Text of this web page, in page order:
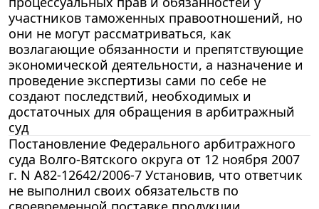
участников таможенных правоотношений, но
они не могут рассматриваться, как
возлагающие обязанности и препятствующие
экономической деятельности, а назначение и
проведение экспертизы сами по себе не
создают последствий, необходимых и
достаточных для обращения в арбитражный
суд
Постановление Федерального арбитражного
суда Волго-Вятского округа от 12 ноября 2007
г. N А82-12642/2006-7 Установив, что ответчик
не выполнил своих обязательств по